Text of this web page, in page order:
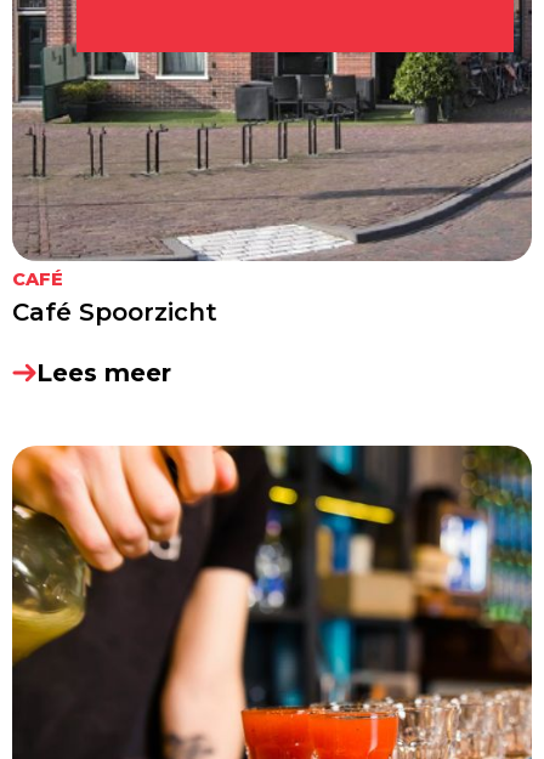
CAFÉ
Café Spoorzicht
Lees meer